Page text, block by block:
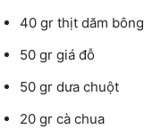
40 gr thịt dăm bông
50 gr giá đỗ
50 gr dưa chuột
20 gr cà chua